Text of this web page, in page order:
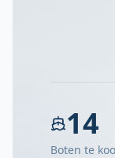
14
Boten te